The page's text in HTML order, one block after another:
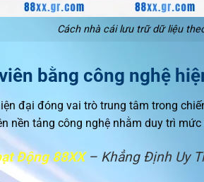
Cách nhà cái lưu trữ dữ liệu
bằng công nghệ
đại đóng vai trò trung tâm trong
nền tảng công nghệ nhằm duy trì
Động 88XX– Khẳng Định Uy